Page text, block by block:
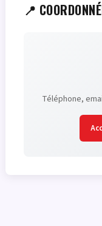
📍
Téléphone,